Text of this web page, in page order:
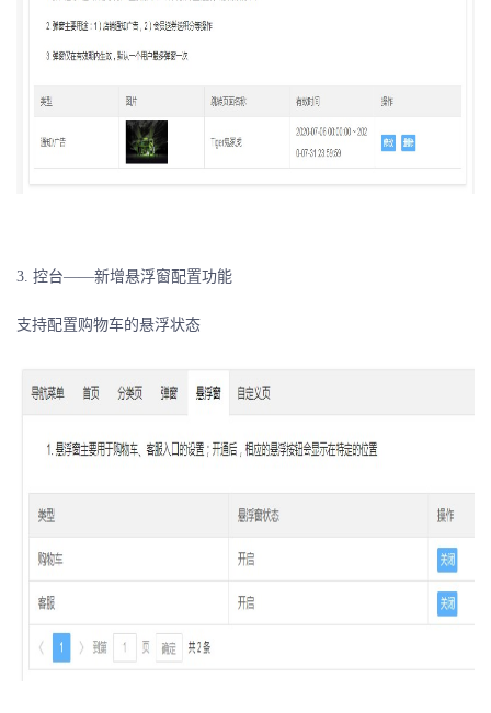
3. 控台——新增悬浮窗配置功能
支持配置购物车的悬浮状态